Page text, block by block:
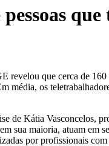
que cerca de 160
média, os
de Kátia Vasconcelos,
sua maioria, atuam
por profissionais